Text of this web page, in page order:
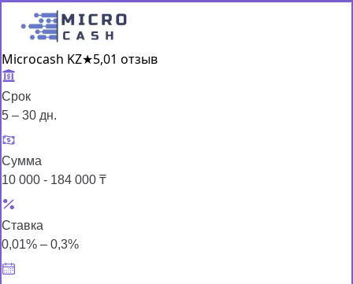
Microcash KZ★5,01 отзыв
Срок
5 – 30 дн.
Сумма
10 000 - 184 000 ₸
Ставка
0,01% – 0,3%